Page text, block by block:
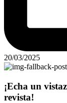
20/03/2025
¡Echa un
revista!